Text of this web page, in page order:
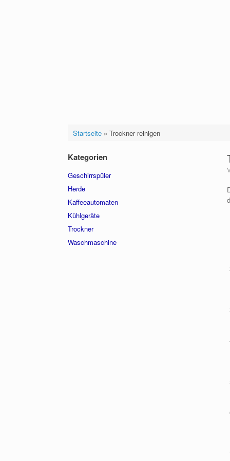
Startseite» Trockner reinigen
Kategorien
Geschirrspüler
Herde
Kaffeeautomaten
Kühlgeräte
Trockner
Waschmaschine